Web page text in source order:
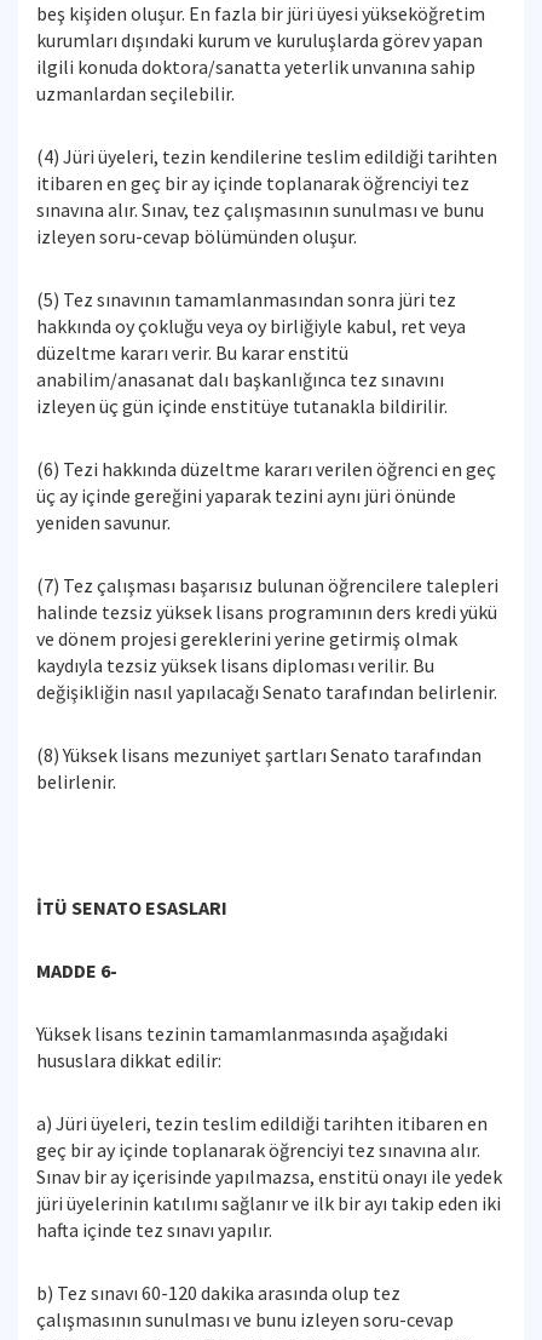
beş kişiden oluşur. En fazla bir jüri üyesi yükseköğretim
kurumları dışındaki kurum ve kuruluşlarda görev yapan
ilgili konuda doktora/sanatta yeterlik unvanına sahip
uzmanlardan seçilebilir.
(4) Jüri üyeleri, tezin kendilerine teslim edildiği tarihten
itibaren en geç bir ay içinde toplanarak öğrenciyi tez
sınavına alır. Sınav, tez çalışmasının sunulması ve bunu
izleyen soru-cevap bölümünden oluşur.
(5) Tez sınavının tamamlanmasından sonra jüri tez
hakkında oy çokluğu veya oy birliğiyle kabul, ret veya
düzeltme kararı verir. Bu karar enstitü
anabilim/anasanat dalı başkanlığınca tez sınavını
izleyen üç gün içinde enstitüye tutanakla bildirilir.
(6) Tezi hakkında düzeltme kararı verilen öğrenci en geç
üç ay içinde gereğini yaparak tezini aynı jüri önünde
yeniden savunur.
(7) Tez çalışması başarısız bulunan öğrencilere talepleri
halinde tezsiz yüksek lisans programının ders kredi yükü
ve dönem projesi gereklerini yerine getirmiş olmak
kaydıyla tezsiz yüksek lisans diploması verilir. Bu
değişikliğin nasıl yapılacağı Senato tarafından belirlenir.
(8) Yüksek lisans mezuniyet şartları Senato tarafından
belirlenir.
İTÜ SENATO ESASLARI
MADDE 6-
Yüksek lisans tezinin tamamlanmasında aşağıdaki
hususlara dikkat edilir:
a) Jüri üyeleri, tezin teslim edildiği tarihten itibaren en
geç bir ay içinde toplanarak öğrenciyi tez sınavına alır.
Sınav bir ay içerisinde yapılmazsa, enstitü onayı ile yedek
jüri üyelerinin katılımı sağlanır ve ilk bir ayı takip eden iki
hafta içinde tez sınavı yapılır.
b) Tez sınavı 60-120 dakika arasında olup tez
çalışmasının sunulması ve bunu izleyen soru-cevap